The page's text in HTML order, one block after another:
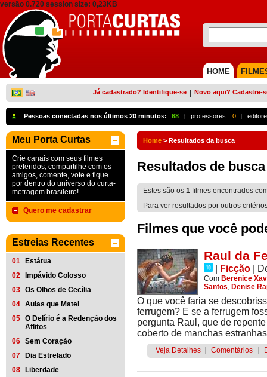
versão 0.720 session size: 0,23KB
HOME
Já cadastrado? Identifique-se Novo aqui? Cadastre-
Pessoas conectadas nos últimos 20 minutos: 68 { professores: 0 |
Meu Porta Curtas
Crie canais com seus filmes
preferidos, compartilhe com os
amigos, comente, vote e fique
por dentro do universo do curta-
metragem brasileiro!
Quero me cadastrar
Estreias Recentes
01
Estátua
02
Impávido Colosso
03 Os Olhos de Cecília
04 Aulas que Matei
05 O Delírio é a Redenção dos
Aflitos
06 Sem Coração
07
Dia Estrelado
08
Liberdade
Home > Resultados da busca
Resultados de busca
Estes são os 1 filmes encontrados
Para ver resultados por outros
Filmes que você
Raul da
Ficção
Com Berenice
Santos, Denise
O que você faria se
ferrugem? E se a ferrugem
pergunta Raul, que de
coberto de manchas
Veja Detalhes Comentários